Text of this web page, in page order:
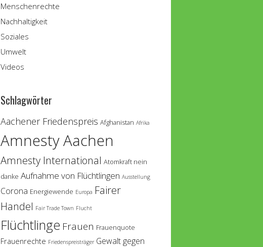
Menschenrechte
Nachhaltigkeit
Soziales
Umwelt
Videos
Schlagwörter
Aachener Friedenspreis Afghanistan Afrika
Amnesty Aachen
Amnesty International Atomkraft nein
danke Aufnahme von Flüchtlingen Ausstellung
Corona Energiewende Europa Fairer
Handel Fair Trade Town Flucht
Flüchtlinge Frauen Frauenquote
Frauenrechte Friedenspreisträger Gewalt gegen